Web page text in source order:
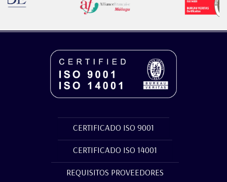
CERTIFICADO ISO 9001
CERTIFICADO ISO 14001
REQUISITOS PROVEEDORES